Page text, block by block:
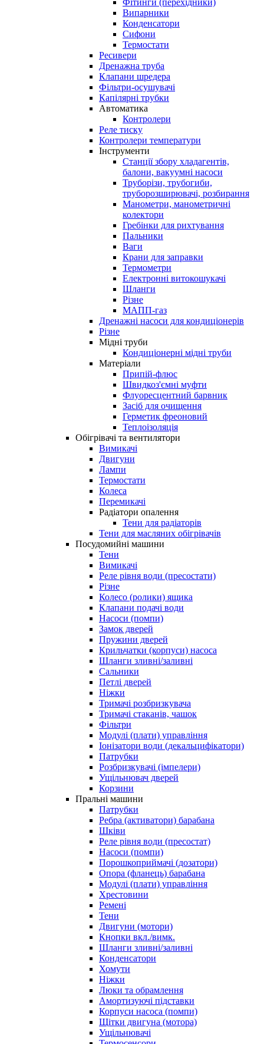
Випарники
Конденсатори
Сифони
Термостати
Ресивери
Дренажна труба
Клапани шредера
Фільтри-осушувачі
Капілярні трубки
Автоматика
Контролери
Реле тиску
Контролери температури
Інструменти
Станції збору хладагентів,
балони, вакуумні насоси
Труборізи, трубогиби,
труборозширювачі, розбирання
Манометри, манометричні
колектори
Гребінки для рихтування
Пальники
Ваги
Крани для заправки
Термометри
Електронні витокошукачі
Шланги
Різне
МАПП-газ
Дренажні насоси для кондиціонерів
Різне
Мідні труби
Кондиціонерні мідні труби
Матеріали
Припій-флюс
Швидкоз'ємні муфти
Флуоресцентний барвник
Засіб для очищення
Герметик фреоновий
Теплоізоляція
Обігрівачі та вентилятори
Вимикачі
Двигуни
Лампи
Термостати
Колеса
Перемикачі
Радіатори опалення
Тени для радіаторів
Тени для масляних обігрівачів
Посудомийні машини
Тени
Вимикачі
Реле рівня води (пресостати)
Різне
Колесо (ролики) ящика
Клапани подачі води
Насоси (помпи)
Замок дверей
Пружини дверей
Крильчатки (корпуси) насоса
Шланги зливні/заливні
Сальники
Петлі дверей
Ніжки
Тримачі розбризкувача
Тримачі стаканів, чашок
Фільтри
Модулі (плати) управління
Іонізатори води (декальцифікатори)
Патрубки
Розбризкувачі (імпелери)
Ущільнювач дверей
Корзини
Пральні машини
Патрубки
Ребра (активатори) барабана
Шківи
Реле рівня води (пресостат)
Насоси (помпи)
Порошкоприймачі (дозатори)
Опора (фланець) барабана
Модулі (плати) управління
Хрестовини
Ремені
Тени
Двигуни (мотори)
Кнопки вкл./вимк.
Шланги зливні/заливні
Конденсатори
Хомути
Ніжки
Люки та обрамлення
Амортизуючі підставки
Корпуси насоса (помпи)
Щітки двигуна (мотора)
Ущільнювачі